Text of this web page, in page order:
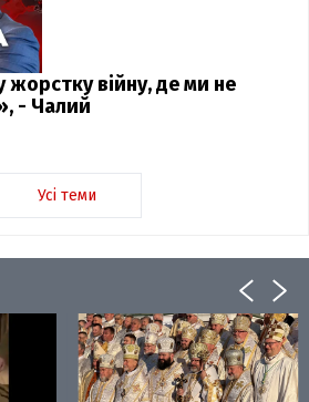
жорстку війну, де ми не
- Чалий
Усі теми